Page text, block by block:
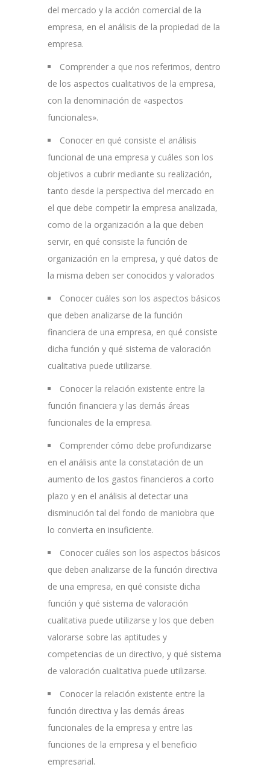
del mercado y la acción comercial de la
empresa, en el análisis de la propiedad de la
empresa.
Comprender a que nos referimos, dentro
de los aspectos cualitativos de la empresa,
con la denominación de «aspectos
funcionales».
Conocer en qué consiste el análisis
funcional de una empresa y cuáles son los
objetivos a cubrir mediante su realización,
tanto desde la perspectiva del mercado en
el que debe competir la empresa analizada,
como de la organización a la que deben
servir, en qué consiste la función de
organización en la empresa, y qué datos de
la misma deben ser conocidos y valorados
Conocer cuáles son los aspectos básicos
que deben analizarse de la función
financiera de una empresa, en qué consiste
dicha función y qué sistema de valoración
cualitativa puede utilizarse.
Conocer la relación existente entre la
función financiera y las demás áreas
funcionales de la empresa.
Comprender cómo debe profundizarse
en el análisis ante la constatación de un
aumento de los gastos financieros a corto
plazo y en el análisis al detectar una
disminución tal del fondo de maniobra que
lo convierta en insuficiente.
Conocer cuáles son los aspectos básicos
que deben analizarse de la función directiva
de una empresa, en qué consiste dicha
función y qué sistema de valoración
cualitativa puede utilizarse y los que deben
valorarse sobre las aptitudes y
competencias de un directivo, y qué sistema
de valoración cualitativa puede utilizarse.
Conocer la relación existente entre la
función directiva y las demás áreas
funcionales de la empresa y entre las
funciones de la empresa y el beneficio
empresarial.